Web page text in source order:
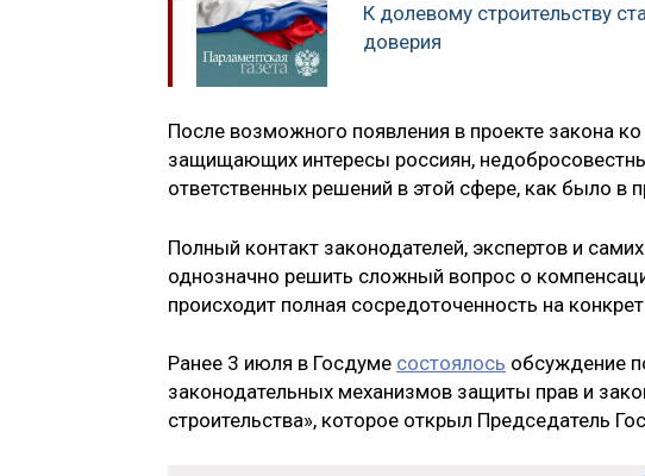
К долевому строительству
доверия
После возможного появления в проекте закона
защищающих интересы россиян,
ответственных решений в этой сфере, как было
Полный контакт законодателей, экспертов и
однозначно решить сложный вопрос о
происходит полная сосредоточенность на
Ранее 3 июля в Госдуме состоялось обсуждение
законодательных механизмов защиты прав и
строительства», которое открыл Председатель